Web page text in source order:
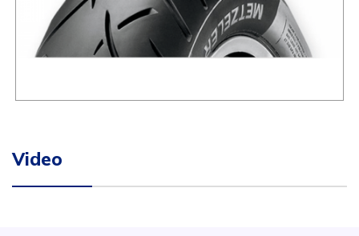
Video